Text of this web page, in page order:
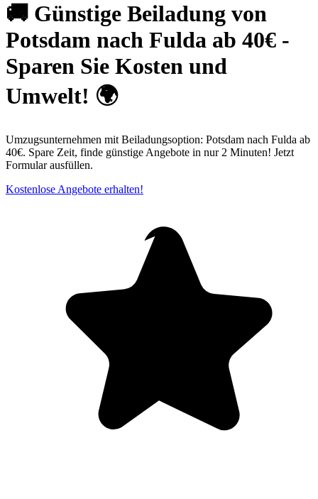
🚚 Günstige Beiladung von
Potsdam nach Fulda ab 40€ -
Sparen Sie Kosten und
Umwelt! 🌍
Umzugsunternehmen mit Beiladungsoption: Potsdam nach Fulda ab
40€. Spare Zeit, finde günstige Angebote in nur 2 Minuten! Jetzt
Formular ausfüllen.
Kostenlose Angebote erhalten!